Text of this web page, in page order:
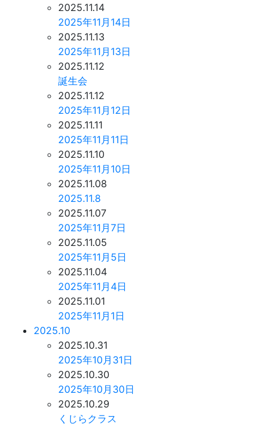
2025.11.14
2025年11月14日
2025.11.13
2025年11月13日
2025.11.12
誕生会
2025.11.12
2025年11月12日
2025.11.11
2025年11月11日
2025.11.10
2025年11月10日
2025.11.08
2025.11.8
2025.11.07
2025年11月7日
2025.11.05
2025年11月5日
2025.11.04
2025年11月4日
2025.11.01
2025年11月1日
2025.10
2025.10.31
2025年10月31日
2025.10.30
2025年10月30日
2025.10.29
くじらクラス